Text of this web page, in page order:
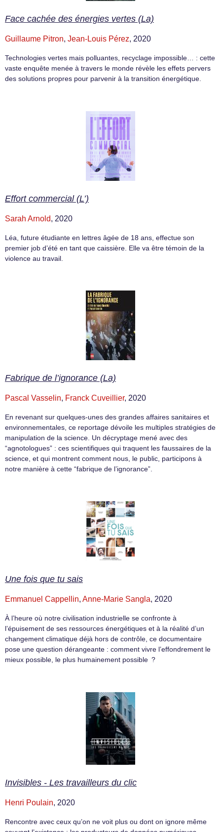
Face cachée des énergies vertes (La)
Guillaume Pitron, Jean-Louis Pérez, 2020
Technologies vertes mais polluantes, recyclage impossible… : cette
vaste enquête menée à travers le monde révèle les effets pervers
des solutions propres pour parvenir à la transition énergétique.
Effort commercial (L’)
Sarah Arnold, 2020
Léa, future étudiante en lettres âgée de 18 ans, effectue son
premier job d’été en tant que caissière. Elle va être témoin de la
violence au travail.
Fabrique de l’ignorance (La)
Pascal Vasselin, Franck Cuveillier, 2020
En revenant sur quelques-unes des grandes affaires sanitaires et
environnementales, ce reportage dévoile les multiples stratégies de
manipulation de la science. Un décryptage mené avec des
“agnotologues” : ces scientifiques qui traquent les faussaires de la
science, et qui montrent comment nous, le public, participons à
notre manière à cette “fabrique de l’ignorance”.
Une fois que tu sais
Emmanuel Cappellin, Anne-Marie Sangla, 2020
À l’heure où notre civilisation industrielle se confronte à
l’épuisement de ses ressources énergétiques et à la réalité d’un
changement climatique déjà hors de contrôle, ce documentaire
pose une question dérangeante : comment vivre l’effondrement le
mieux possible, le plus humainement possible ?
Invisibles - Les travailleurs du clic
Henri Poulain, 2020
Rencontre avec ceux qu’on ne voit plus ou dont on ignore même